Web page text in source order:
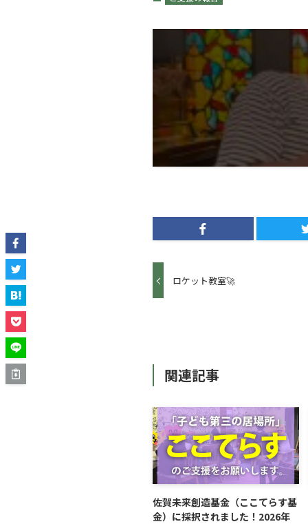
ロケット教室🚀
関連記事
佐賀未来創造基金（ここてらす基
金）に採択されました！2026年